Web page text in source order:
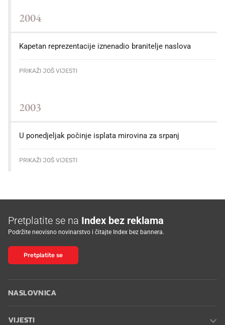
2004
Kapetan reprezentacije iznenadio branitelje naslova
PRIKAŽI JOŠ VIJESTI
2003
U ponedjeljak počinje isplata mirovina za srpanj
PRIKAŽI JOŠ VIJESTI
Pretplatite se na Index bez reklama
Podržite neovisno novinarstvo i čitajte Index bez bannera.
Pretplatite se
NASLOVNICA
VIJESTI